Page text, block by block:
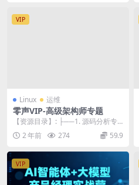
VIP
Linux 运维
零声VIP-高级架构师专题
【资源目录】: ├──1. 源码分析专
题 | ├──1.1Nginx源码分析之h...
2 年前 274 59.9
VIP